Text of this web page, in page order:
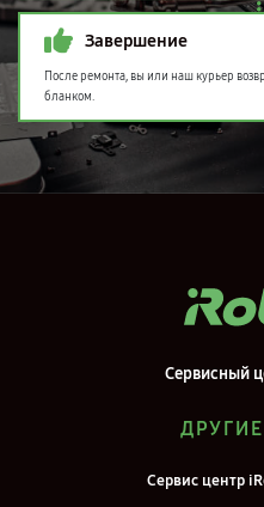
Завершение
После ремонта, вы или наш курьер
бланком.
Сервисный
Сервис центр